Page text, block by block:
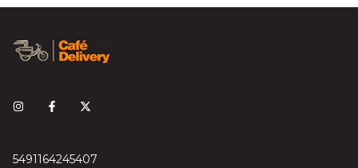
5491164245407